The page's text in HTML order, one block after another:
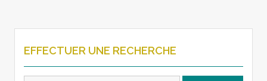
EFFECTUER UNE RECHERCHE